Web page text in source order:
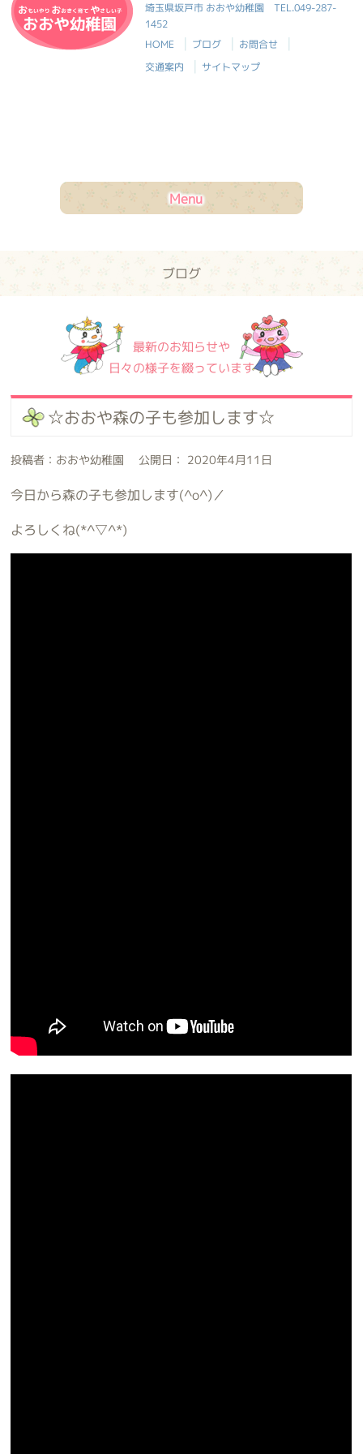
おおや幼稚園
埼玉県坂戸市 おおや幼稚園TEL.049-287-
1452
HOME | ブログ | お問合せ |
交通案内 | サイトマップ
Menu
ブログ
最新のお知らせや
日々の様子を綴っています
☆おおや森の子も参加します☆
投稿者：おおや幼稚園 公開日： 2020年4月11日
今日から森の子も参加します(^o^)／
よろしくね(*^▽^*)